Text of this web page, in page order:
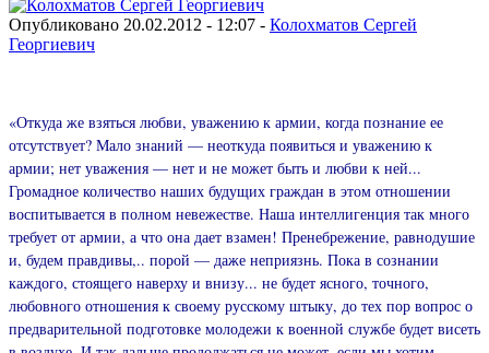
Опубликовано 20.02.2012 - 12:07 - Колохматов Сергей
Георгиевич
«Откуда же взяться любви, уважению к армии, когда познание ее
отсутствует? Мало знаний — неоткуда появиться и уважению к
армии; нет уважения — нет и не может быть и любви к ней...
Громадное количество наших будущих граждан в этом отношении
воспитывается в полном невежестве. Наша интеллигенция так много
требует от армии, а что она дает взамен! Пренебрежение, равнодушие
и, будем правдивы,.. порой — даже неприязнь. Пока в сознании
каждого, стоящего наверху и внизу... не будет ясного, точного,
любовного отношения к своему русскому штыку, до тех пор вопрос о
предварительной подготовке молодежи к военной службе будет висеть